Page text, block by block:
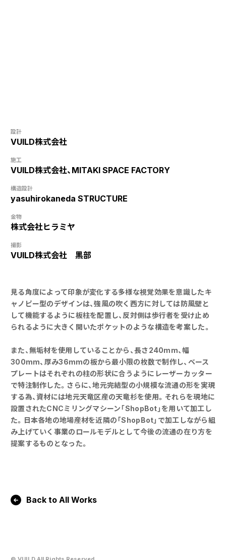
設計
VUILD株式会社
施工
VUILD株式会社、MITAKI SPACE FACTORY
構造設計
yasuhirokaneda STRUCTURE
金物
株式会社ヒラミヤ
撮影
VUILD株式会社 黒部
見る角度によって印象が変化する多様な視覚効果を意識したキ
ャノピー型のデザインは、強風の吹く西方に対しては防風壁と
して機能するように板柱を配置し、反対側は歩行者を受け止め
られるように大きく開いたポケットのような構造を考案した。
また、無垢材を使用していることから、長さ240mm、幅
300mm、厚み36mmの板から最小限の枚数で制作し、ベース
プレートはそれぞれの柱の形状に合うようにレーザーカッター
で特注制作した。さらに、地元完結型の小規模な流通の形を実現
する為、資材には地元天竜区産の天竜杉を使用。それらを現地に
設置されたCNCミリングマシーン「ShopBot」を用いて加工し
た。日本各地の地場産材を近隣の「ShopBot」で加工しながら組
み上げていく事業のロールモデルとして今後の流通の在り方を
提案するものとなった。
Back to All Works